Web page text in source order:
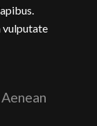
vulputate